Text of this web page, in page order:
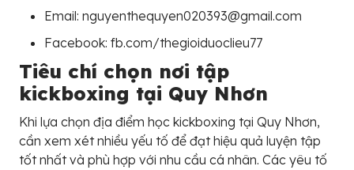
Email: nguyenthequyen020393@gmail.com
Facebook: fb.com/thegioiduoclieu77
Tiêu chí chọn nơi tập
kickboxing tại Quy Nhơn
Khi lựa chọn địa điểm học kickboxing tại Quy Nhơn,
cần xem xét nhiều yếu tố để đạt hiệu quả luyện tập
tốt nhất và phù hợp với nhu cầu cá nhân. Các yêu tố